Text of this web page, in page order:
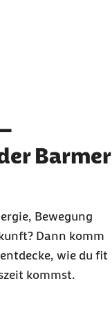
Barmer
Bewegung
Dann komm
wie du fit
kommst.